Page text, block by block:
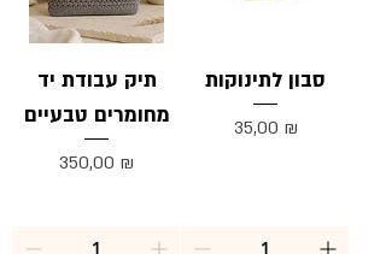
תיק עבודת יד
מחומרים טבעיים
Цена
350,00 ₪
סבון לתינוקות
Цена
35,00 ₪